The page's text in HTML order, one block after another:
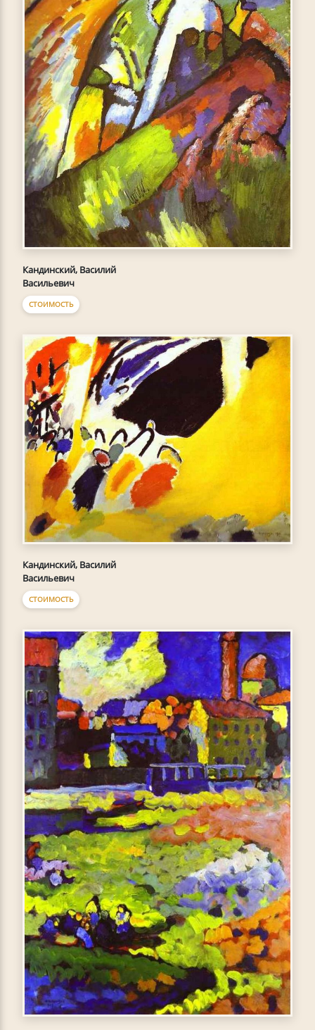
Кандинский, Василий
Васильевич
СТОИМОСТЬ
Кандинский, Василий
Васильевич
СТОИМОСТЬ